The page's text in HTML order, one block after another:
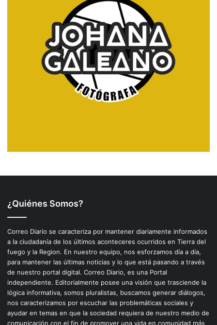
¿Quiénes Somos?
Correo Diario se caracteriza por mantener diariamente informados
a la ciudadanía de los últimos aconteceres ocurridos en Tierra del
fuego y la Region. En nuestro equipo, nos esforzamos día a día,
para mantener las últimas noticias y lo que está pasando a través
de nuestro portal digital. Correo Diario, es una Portal
independiente. Editorialmente posee una visión que trasciende la
lógica informativa, somos pluralistas, buscamos generar diálogos,
nos caracterizamos por escuchar las problemáticas sociales y
ayudar en temas en que la sociedad requiera de nuestro medio de
comunicación con el fin de promover una vida en comunidad más